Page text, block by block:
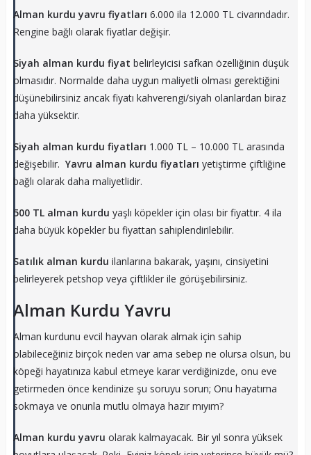
Alman kurdu yavru fiyatları 6.000 ila 12.000 TL civarındadır.
Rengine bağlı olarak fiyatlar değişir.
Siyah alman kurdu fiyat belirleyicisi safkan özelliğinin düşük
olmasıdır. Normalde daha uygun maliyetli olması gerektiğini
düşünebilirsiniz ancak fiyatı kahverengi/siyah olanlardan biraz
daha yüksektir.
Siyah alman kurdu fiyatları 1.000 TL – 10.000 TL arasında
değişebilir. Yavru alman kurdu fiyatları yetiştirme çiftliğine
bağlı olarak daha maliyetlidir.
500 TL alman kurdu yaşlı köpekler için olası bir fiyattır. 4 ila
daha büyük köpekler bu fiyattan sahiplendirilebilir.
Satılık alman kurdu ilanlarına bakarak, yaşını, cinsiyetini
belirleyerek petshop veya çiftlikler ile görüşebilirsiniz.
Alman Kurdu Yavru
Alman kurdunu evcil hayvan olarak almak için sahip
olabileceğiniz birçok neden var ama sebep ne olursa olsun, bu
köpeği hayatınıza kabul etmeye karar verdiğinizde, onu eve
getirmeden önce kendinize şu soruyu sorun; Onu hayatıma
sokmaya ve onunla mutlu olmaya hazır mıyım?
Alman kurdu yavru olarak kalmayacak. Bir yıl sonra yüksek